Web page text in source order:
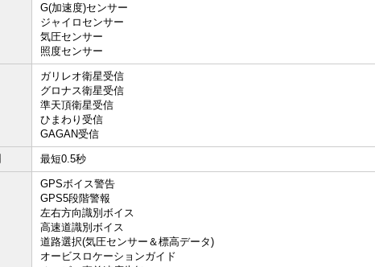
G(加速度)センサー
ジャイロセンサー
気圧センサー
照度センサー
ガリレオ衛星受信
グロナス衛星受信
準天頂衛星受信
ひまわり受信
GAGAN受信
最短0.5秒
GPSボイス警告
GPS5段階警報
左右方向識別ボイス
高速道識別ボイス
道路選択(気圧センサー＆標高データ)
オービスロケーションガイド